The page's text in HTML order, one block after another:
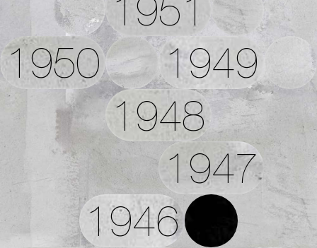
1950
1949
1948
1947
1946